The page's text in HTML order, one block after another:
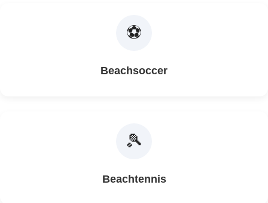
⚽
Beachsoccer
🎾
Beachtennis